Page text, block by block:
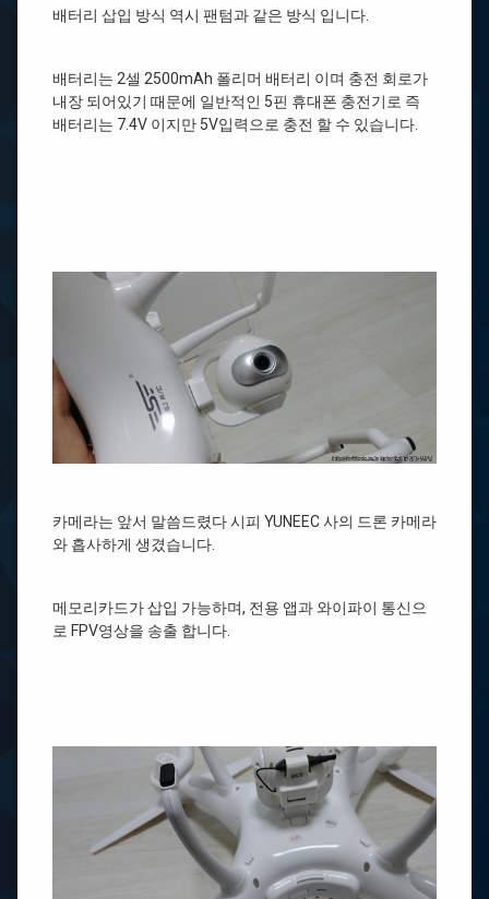
배터리 삽입 방식 역시 팬텀과 같은 방식 입니다.
배터리는 2셀 2500mAh 폴리머 배터리 이며 충전 회로가
내장 되어있기 때문에 일반적인 5핀 휴대폰 충전기로 즉
배터리는 7.4V 이지만 5V입력으로 충전 할 수 있습니다.
카메라는 앞서 말씀드렸다 시피 YUNEEC 사의 드론 카메라
와 흡사하게 생겼습니다.
메모리카드가 삽입 가능하며, 전용 앱과 와이파이 통신으
로 FPV영상을 송출 합니다.